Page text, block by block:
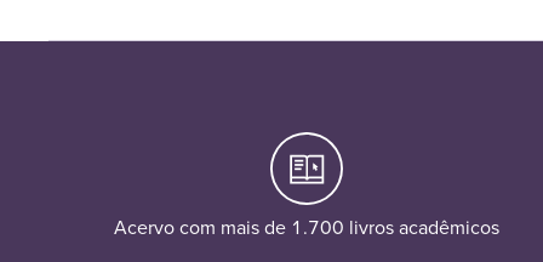
Acervo com mais de 1.700 livros acadêmicos